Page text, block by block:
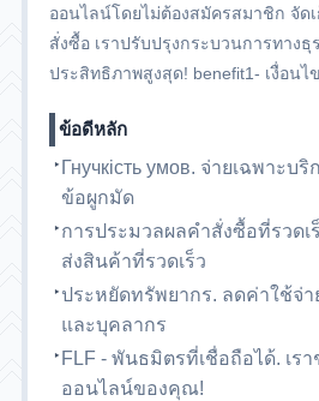
ออนไลน์โดยไม่ต้องสมัครสมาชิก จัด
สั่งซื้อ เราปรับปรุงกระบวนการทาง
ประสิทธิภาพสูงสุด! benefit1- เงื่อน
ข้อดีหลัก
Гнучкість умов. จ่ายเฉพาะ
ข้อผูกมัด
การประมวลผลคำสั่งซื้อที่รวดเ
ส่งสินค้าที่รวดเร็ว
ประหยัดทรัพยากร. ลดค่าใช้จ่
และบุคลากร
FLF - พันธมิตรที่เชื่อถือได้. เร
ออนไลน์ของคุณ!